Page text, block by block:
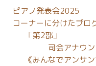
ピアノ発表会2025
コーナーに分けたプロ
「第2部」
司会アナウ
《みんなでアンサン